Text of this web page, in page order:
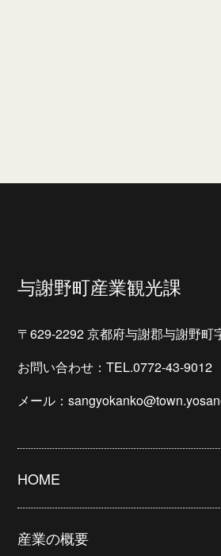
与謝野町産業観光課
〒629-2292 京都府与謝郡与謝野町
お問い合わせ：TEL.0772-43-9012
メール：
HOME
産業の概要